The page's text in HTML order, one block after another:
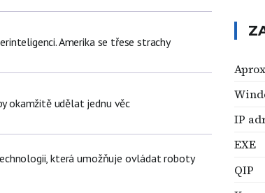
Amerika se třese strachy
okamžitě udělat jednu věc
která umožňuje ovládat roboty
IP
EXE
QIP